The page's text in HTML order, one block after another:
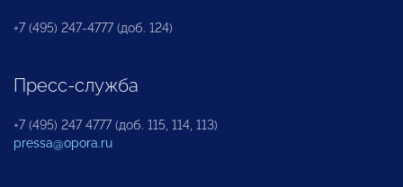
+7 (495) 247-4777 (доб. 124)
Пресс-служба
+7 (495) 247 4777 (доб. 115, 114, 113)
pressa@opora.ru